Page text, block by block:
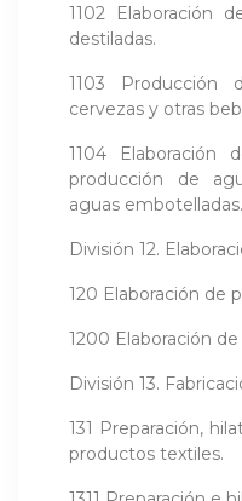
1102 Elaboración
destiladas.
1103 Producción
cervezas y otras
1104 Elaboración
producción de
aguas embotelladas.
División 12.
120 Elaboración de
1200 Elaboración
División 13.
131 Preparación,
productos textiles.